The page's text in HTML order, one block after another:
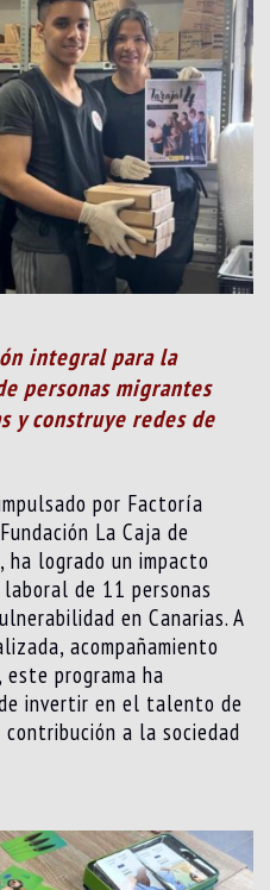
integral para la
personas migrantes
y construye redes de
por Factoría
La Caja de
ha logrado un impacto
de 11 personas
en Canarias. A
acompañamiento
programa ha
invertir en el talento de
a la sociedad